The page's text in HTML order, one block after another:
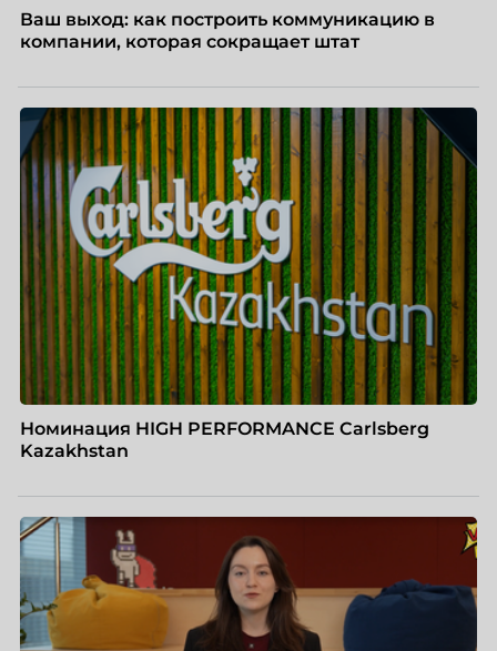
Ваш выход: как построить коммуникацию в
компании, которая сокращает штат
Номинация HIGH PERFORMANCE Carlsberg
Kazakhstan